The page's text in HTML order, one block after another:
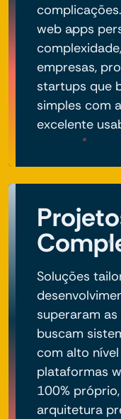
web apps
empresas,
startups que
simples com
excelente
Soluções
superaram
buscam
com alto
plataformas
100%
arquitetura